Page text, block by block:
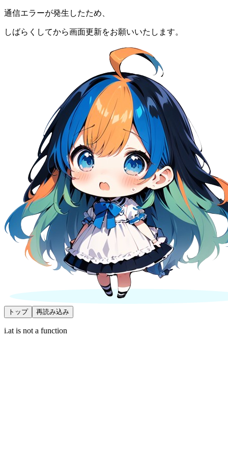
通信エラーが発生したため、
しばらくしてから画面更新をお願いいたします。
トップ 再読み込み
i.at is not a function